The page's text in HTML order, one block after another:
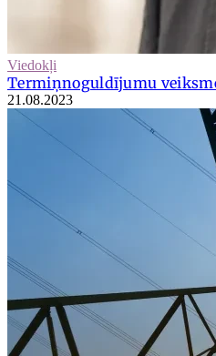
Viedokļi
Termiņnoguldījumu
21.08.2023